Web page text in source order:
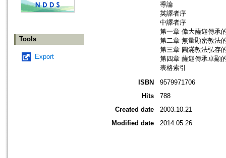
Tools
Export
導論
英譯者序
中譯者序
第一章 偉大薩迦傳承
第二章 無量顯密教法
第三章 圓滿教法弘存
第四章 薩迦傳承卓顯
表格索引
ISBN
9579971706
Hits
788
Created date
2003.10.21
Modified date
2014.05.26